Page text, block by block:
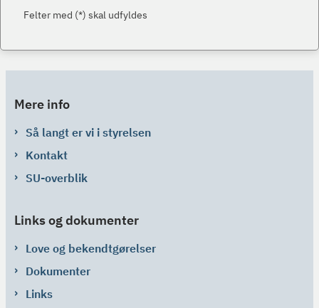
Felter med (*) skal udfyldes
Mere info
Så langt er vi i styrelsen
Kontakt
SU-overblik
Links og dokumenter
Love og bekendtgørelser
Dokumenter
Links